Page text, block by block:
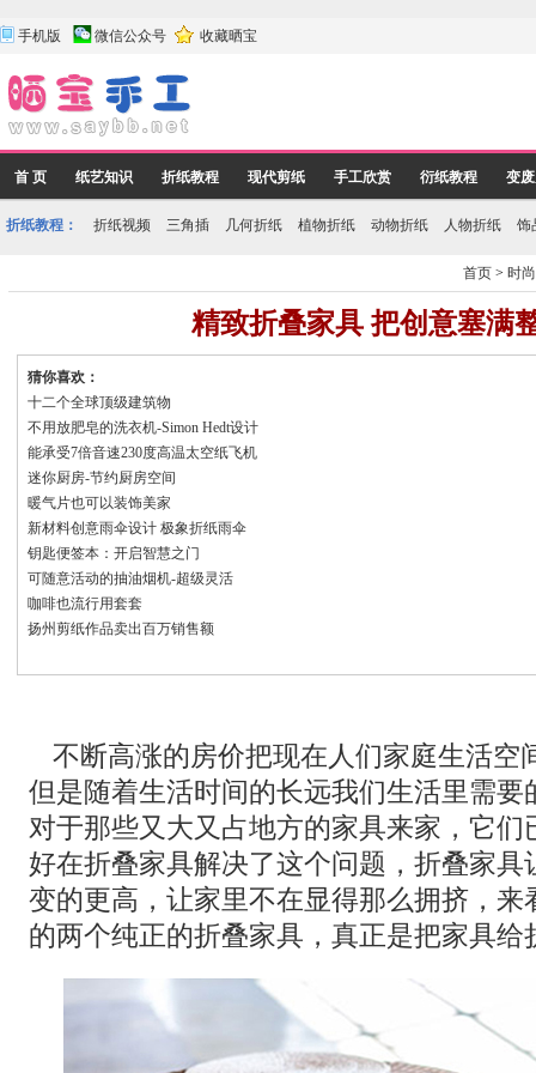
手机版 微信公众号 收藏晒宝
首 页 纸艺知识 折纸教程 现代剪纸 手工欣赏 衍纸教程 变
折纸教程： 折纸视频 三角插 几何折纸 植物折纸 动物折纸 人物折纸 饰
首页 > 时
精致折叠家具 把创意塞满
猜你喜欢：
十二个全球顶级建筑物
不用放肥皂的洗衣机-Simon Hedt设计
能承受7倍音速230度高温太空纸飞机
迷你厨房-节约厨房空间
暖气片也可以装饰美家
新材料创意雨伞设计 极象折纸雨伞
钥匙便签本：开启智慧之门
可随意活动的抽油烟机-超级灵活
咖啡也流行用套套
扬州剪纸作品卖出百万销售额
不断高涨的房价把现在人们家庭生活空
但是随着生活时间的长远我们生活里需要
对于那些又大又占地方的家具来家，它们
好在折叠家具解决了这个问题，折叠家具
变的更高，让家里不在显得那么拥挤，来
的两个纯正的折叠家具，真正是把家具给